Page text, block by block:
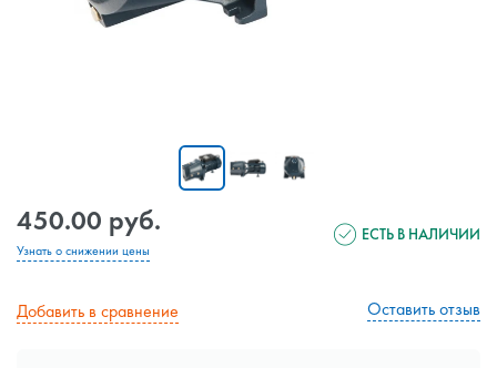
450.00 руб.
Узнать о снижении цены
ЕСТЬ В НАЛИЧИИ
Добавить в сравнение Оставить отзыв